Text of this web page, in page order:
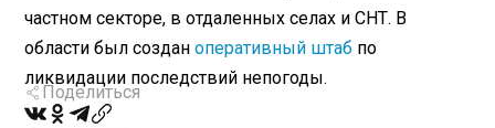
частном секторе, в отдаленных селах и СНТ. В
области был созданоперативный штаб по
ликвидации последствий непогоды.
Поделиться